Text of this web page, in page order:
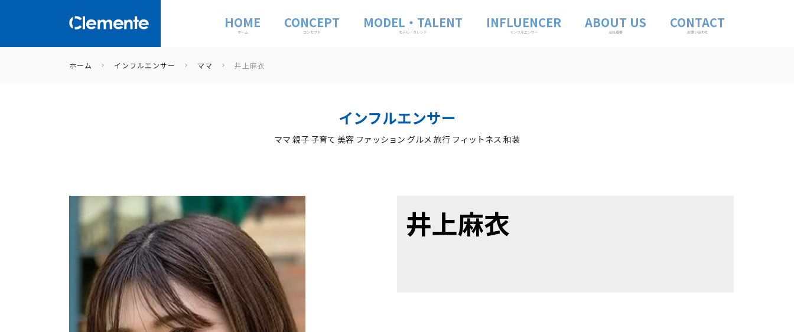
HOME
ホーム
CONCEPT
コンセプト
MODEL・TALENT
モデル・タレント
INFLUENCER
インフルエンサー
ABOUT US
会社概要
CONTACT
お問い合わせ
ホーム インフルエンサー ママ 井上麻衣
インフルエンサー
ママ 親子 子育て 美容 ファッション グルメ 旅行 フィットネス 和装
井上麻衣